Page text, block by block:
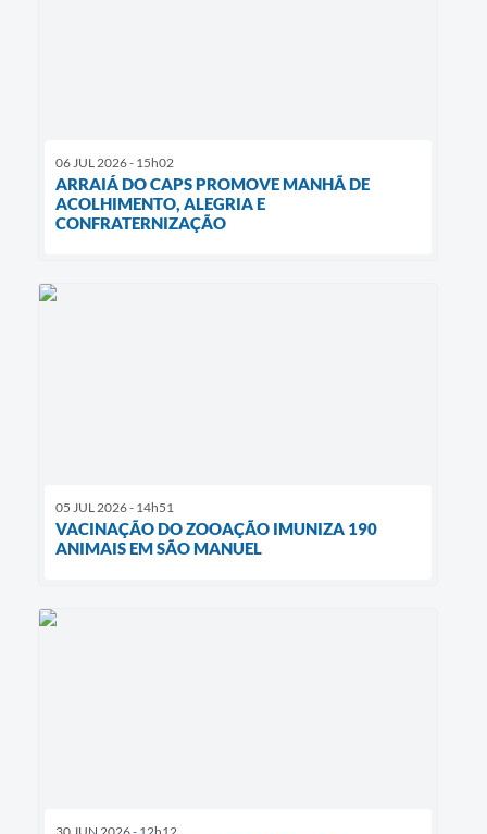
06 JUL 2026 - 15h02
ARRAIÁ DO CAPS PROMOVE MANHÃ DE
ACOLHIMENTO, ALEGRIA E
CONFRATERNIZAÇÃO
05 JUL 2026 - 14h51
VACINAÇÃO DO ZOOAÇÃO IMUNIZA 190
ANIMAIS EM SÃO MANUEL